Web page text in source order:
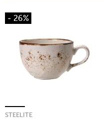
- 26%
STEELITE